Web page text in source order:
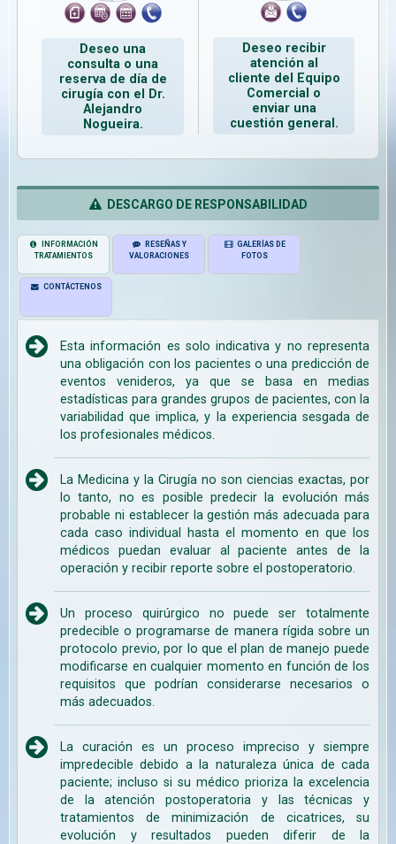
Deseo una
consulta o una
reserva de día de
cirugía con el Dr.
Alejandro
Nogueira.
Deseo recibir
atención al
cliente del Equipo
Comercial o
enviar una
cuestión general.
DESCARGO DE RESPONSABILIDAD
INFORMACIÓN
TRATAMIENTOS
RESEÑAS Y
VALORACIONES
GALERÍAS DE
FOTOS
CONTÁCTENOS
Esta información es solo indicativa y no representa
una obligación con los pacientes o una predicción de
eventos venideros, ya que se basa en medias
estadísticas para grandes grupos de pacientes, con la
variabilidad que implica, y la experiencia sesgada de
los profesionales médicos.
La Medicina y la Cirugía no son ciencias exactas, por
lo tanto, no es posible predecir la evolución más
probable ni establecer la gestión más adecuada para
cada caso individual hasta el momento en que los
médicos puedan evaluar al paciente antes de la
operación y recibir reporte sobre el postoperatorio.
Un proceso quirúrgico no puede ser totalmente
predecible o programarse de manera rígida sobre un
protocolo previo, por lo que el plan de manejo puede
modificarse en cualquier momento en función de los
requisitos que podrían considerarse necesarios o
más adecuados.
La curación es un proceso impreciso y siempre
impredecible debido a la naturaleza única de cada
paciente; incluso si su médico prioriza la excelencia
de la atención postoperatoria y las técnicas y
tratamientos de minimización de cicatrices, su
evolución y resultados pueden diferir de la